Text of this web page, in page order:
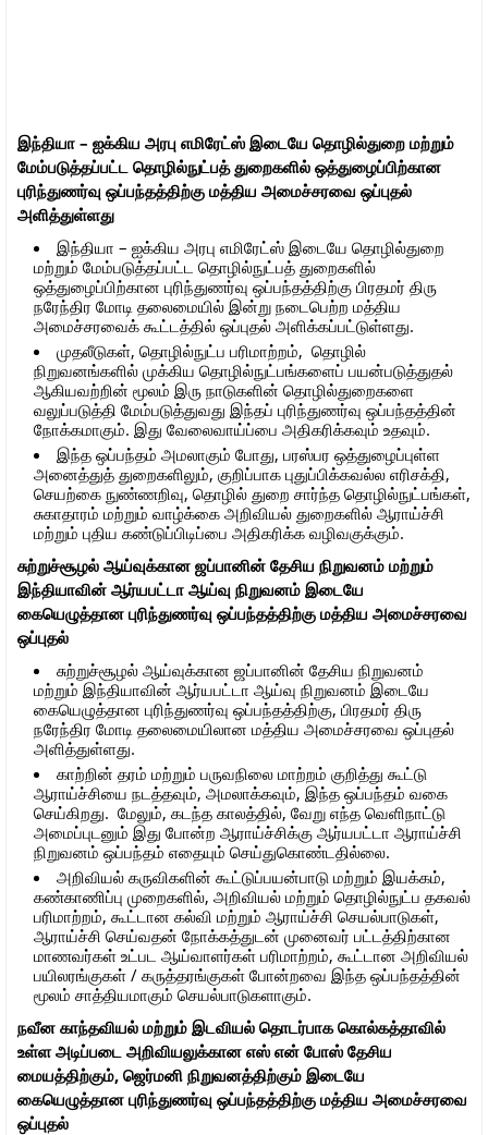
இந்தியா – ஐக்கிய அரபு எமிரேட்ஸ் இடையே தொழில்துறை மற்றும்
மேம்படுத்தப்பட்ட தொழில்நுட்பத் துறைகளில் ஒத்துழைப்பிற்கான
புரிந்துணர்வு ஒப்பந்தத்திற்கு மத்திய அமைச்சரவை ஒப்புதல்
அளித்துள்ளது
இந்தியா – ஐக்கிய அரபு எமிரேட்ஸ் இடையே தொழில்துறை
மற்றும் மேம்படுத்தப்பட்ட தொழில்நுட்பத் துறைகளில்
ஒத்துழைப்பிற்கான புரிந்துணர்வு ஒப்பந்தத்திற்கு பிரதமர் திரு
நரேந்திர மோடி தலைமையில் இன்று நடைபெற்ற மத்திய
அமைச்சரவைக் கூட்டத்தில் ஒப்புதல் அளிக்கப்பட்டுள்ளது.
முதலீடுகள், தொழில்நுட்ப பரிமாற்றம், தொழில்
நிறுவனங்களில் முக்கிய தொழில்நுட்பங்களைப் பயன்படுத்துதல்
ஆகியவற்றின் மூலம் இரு நாடுகளின் தொழில்துறைகளை
வலுப்படுத்தி மேம்படுத்துவது இந்தப் புரிந்துணர்வு ஒப்பந்தத்தின்
நோக்கமாகும். இது வேலைவாய்ப்பை அதிகரிக்கவும் உதவும்.
இந்த ஒப்பந்தம் அமலாகும் போது, பரஸ்பர ஒத்துழைப்புள்ள
அனைத்துத் துறைகளிலும், குறிப்பாக புதுப்பிக்கவல்ல எரிசக்தி,
செயற்கை நுண்ணறிவு, தொழில் துறை சார்ந்த தொழில்நுட்பங்கள்,
சுகாதாரம் மற்றும் வாழ்க்கை அறிவியல் துறைகளில் ஆராய்ச்சி
மற்றும் புதிய கண்டுப்பிடிப்பை அதிகரிக்க வழிவகுக்கும்.
சுற்றுச்சூழல் ஆய்வுக்கான ஜப்பானின் தேசிய நிறுவனம் மற்றும்
இந்தியாவின் ஆர்யபட்டா ஆய்வு நிறுவனம் இடையே
கையெழுத்தான புரிந்துணர்வு ஒப்பந்தத்திற்கு மத்திய அமைச்சரவை
ஒப்புதல்
சுற்றுச்சூழல் ஆய்வுக்கான ஜப்பானின் தேசிய நிறுவனம்
மற்றும் இந்தியாவின் ஆர்யபட்டா ஆய்வு நிறுவனம் இடையே
கையெழுத்தான புரிந்துணர்வு ஒப்பந்தத்திற்கு, பிரதமர் திரு
நரேந்திர மோடி தலைமையிலான மத்திய அமைச்சரவை ஒப்புதல்
அளித்துள்ளது.
காற்றின் தரம் மற்றும் பருவநிலை மாற்றம் குறித்து கூட்டு
ஆராய்ச்சியை நடத்தவும், அமலாக்கவும், இந்த ஒப்பந்தம் வகை
செய்கிறது. மேலும், கடந்த காலத்தில், வேறு எந்த வெளிநாட்டு
அமைப்புடனும் இது போன்ற ஆராய்ச்சிக்கு ஆர்யபட்டா ஆராய்ச்சி
நிறுவனம் ஒப்பந்தம் எதையும் செய்துகொண்டதில்லை.
அறிவியல் கருவிகளின் கூட்டுப்பயன்பாடு மற்றும் இயக்கம்,
கண்காணிப்பு முறைகளில், அறிவியல் மற்றும் தொழில்நுட்ப தகவல்
பரிமாற்றம், கூட்டான கல்வி மற்றும் ஆராய்ச்சி செயல்பாடுகள்,
ஆராய்ச்சி செய்வதன் நோக்கத்துடன் முனைவர் பட்டத்திற்கான
மாணவர்கள் உட்பட ஆய்வாளர்கள் பரிமாற்றம், கூட்டான அறிவியல்
பயிலரங்குகள் / கருத்தரங்குகள் போன்றவை இந்த ஒப்பந்தத்தின்
மூலம் சாத்தியமாகும் செயல்பாடுகளாகும்.
நவீன காந்தவியல் மற்றும் இடவியல் தொடர்பாக கொல்கத்தாவில்
உள்ள அடிப்படை அறிவியலுக்கான எஸ் என் போஸ் தேசிய
மையத்திற்கும், ஜெர்மனி நிறுவனத்திற்கும் இடையே
கையெழுத்தான புரிந்துணர்வு ஒப்பந்தத்திற்கு மத்திய அமைச்சரவை
ஒப்புதல்